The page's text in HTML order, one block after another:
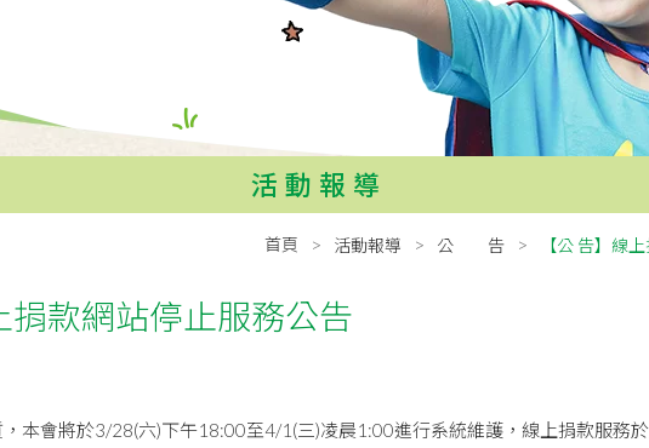
活動報導
首頁 活動報導 公 告 【公 告】線
捐款網站停止服務公告
本會將於3/28(六)下午18:00至4/1(三)凌晨1:00進行系統維護，線上捐款服務